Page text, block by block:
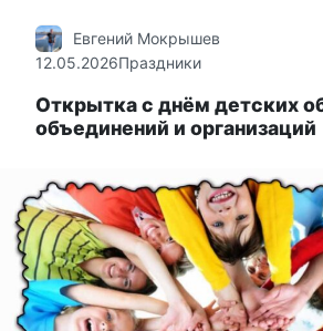
Евгений Мокрышев
12.05.2026Праздники
Открытка с днём детских
объединений и организаций